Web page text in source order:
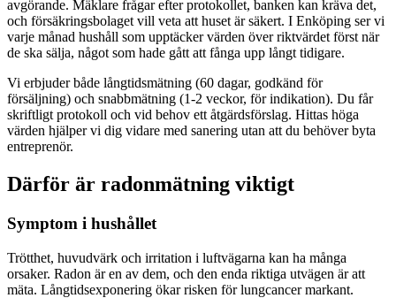
avgörande. Mäklare frågar efter protokollet, banken kan kräva det,
och försäkringsbolaget vill veta att huset är säkert. I Enköping ser vi
varje månad hushåll som upptäcker värden över riktvärdet först när
de ska sälja, något som hade gått att fånga upp långt tidigare.
Vi erbjuder både långtidsmätning (60 dagar, godkänd för
försäljning) och snabbmätning (1-2 veckor, för indikation). Du får
skriftligt protokoll och vid behov ett åtgärdsförslag. Hittas höga
värden hjälper vi dig vidare med sanering utan att du behöver byta
entreprenör.
Därför är radonmätning viktigt
Symptom i hushållet
Trötthet, huvudvärk och irritation i luftvägarna kan ha många
orsaker. Radon är en av dem, och den enda riktiga utvägen är att
mäta. Långtidsexponering ökar risken för lungcancer markant.